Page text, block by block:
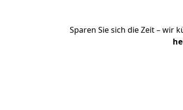
Sparen Sie sich die Zeit – wir